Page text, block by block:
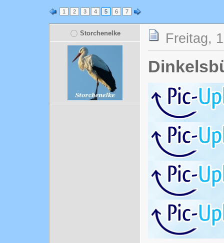
1 2 3 4 5 6 7
Storchenelke Freitag,